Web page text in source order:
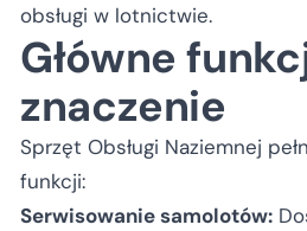
obsługi w lotnictwie.
Główne
znaczenie
Sprzęt Obsługi Naziemnej
funkcji:
Serwisowanie samolotów: